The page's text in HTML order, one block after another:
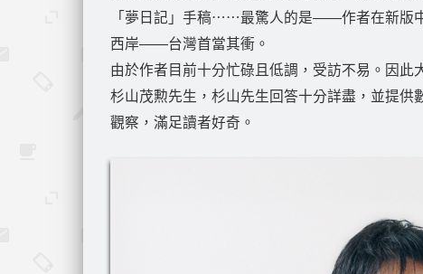
「夢日記」手稿⋯⋯最驚人的是——作者在新版
西岸——台灣首當其衝。
由於作者目前十分忙碌且低調，受訪不易。因
杉山茂勲先生，杉山先生回答十分詳盡，並提
觀察，滿足讀者好奇。